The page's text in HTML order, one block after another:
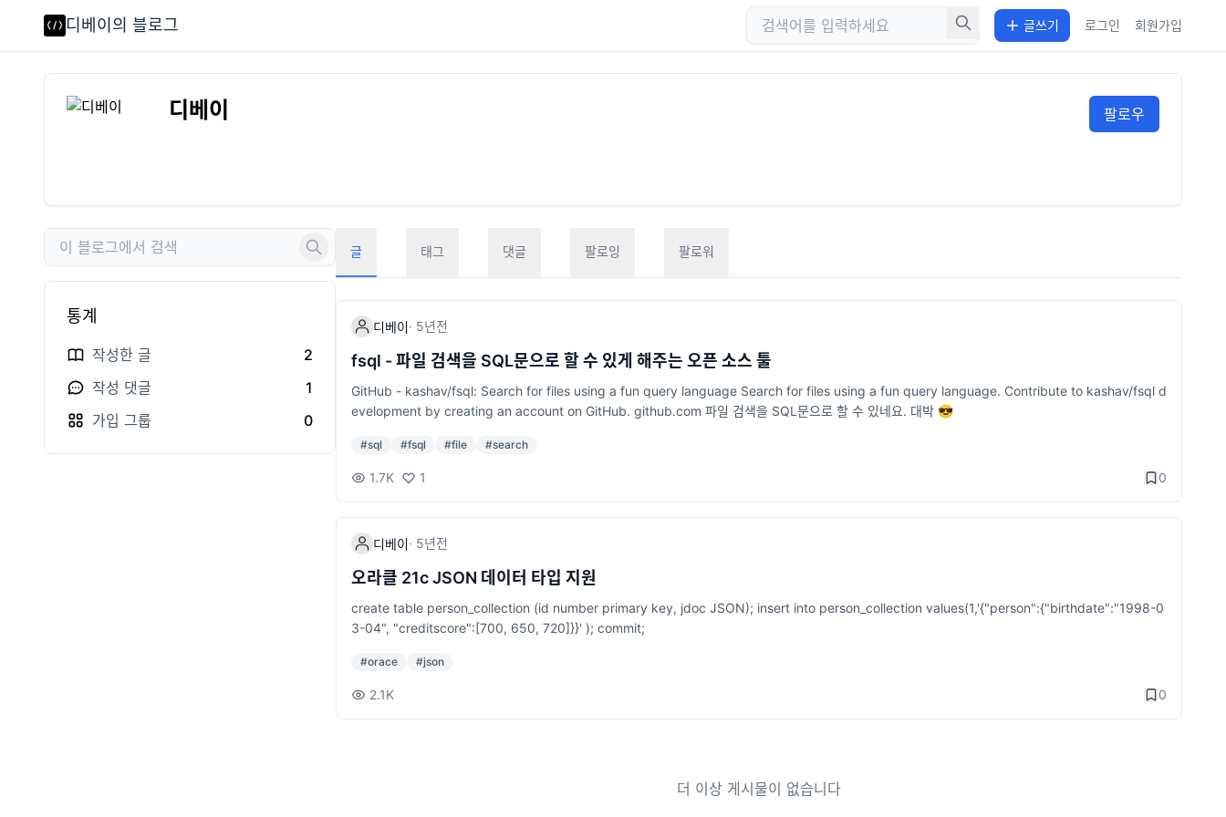
디베이의 블로그 글쓰기 로그인 회원가입
디베이 팔로우
통계
작성한 글
2
작성 댓글
1
가입 그룹 0
글 태그 댓글 팔로잉 팔로워
디베이· 5년전
fsql - 파일 검색을 SQL문으로 할 수 있게 해주는 오픈 소스 툴
GitHub - kashav/fsql: Search for files using a fun query language Search for files using a fun query language. Contribute to kashav/fsql d
evelopment by creating an account on GitHub. github.com 파일 검색을 SQL문으로 할 수 있네요. 대박 😎
#sql #fsql #file #search
1.7K 1 0
디베이· 5년전
오라클 21c JSON 데이터 타입 지원
create table person_collection (id number primary key, jdoc JSON); insert into person_collection values(1,'{"person":{"birthdate":"1998-0
3-04", "creditscore":[700, 650, 720]}}' ); commit;
#orace #json
2.1K 0
더 이상 게시물이 없습니다